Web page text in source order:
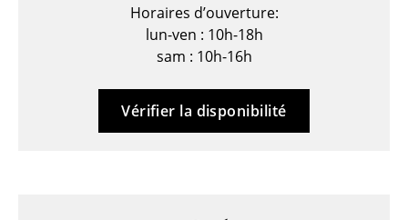
Chaises et Tabourets de bar
Bancs & Chaises longues
Horaires d’ouverture:
lun-ven : 10h-18h
sam : 10h-16h
Vérifier la disponibilité